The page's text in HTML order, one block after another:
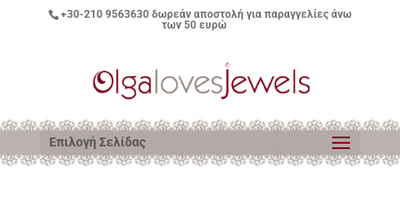
+30-210 9563630δωρεάν αποστολή για παραγγελίες άνω
των 50 ευρώ
Επιλογή Σελίδας